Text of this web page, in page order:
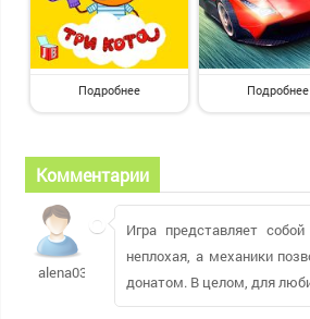
Подробнее Подробнее
Комментарии
alena03f691
Игра представляет
неплохая, а механики
донатом. В целом, для